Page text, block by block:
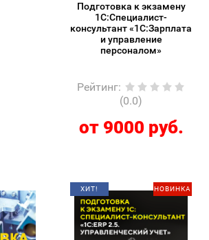
Подготовка к экзамену
1С:Специалист-
консультант «1С:Зарплата
и управление
персоналом»
Рейтинг:
(0.0)
от 9000 руб.
НОВИНКА
ХИТ!